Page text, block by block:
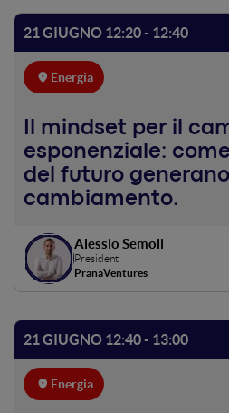
21 GIUGNO 12:20 - 12:40
Energia
Il mindset per il
esponenziale:
del futuro generano
cambiamento.
Alessio Semoli
President
PranaVentures
21 GIUGNO 12:40 - 13:00
Energia